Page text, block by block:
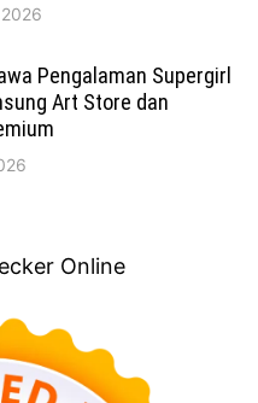
Pengalaman Supergirl
Art Store dan
Online